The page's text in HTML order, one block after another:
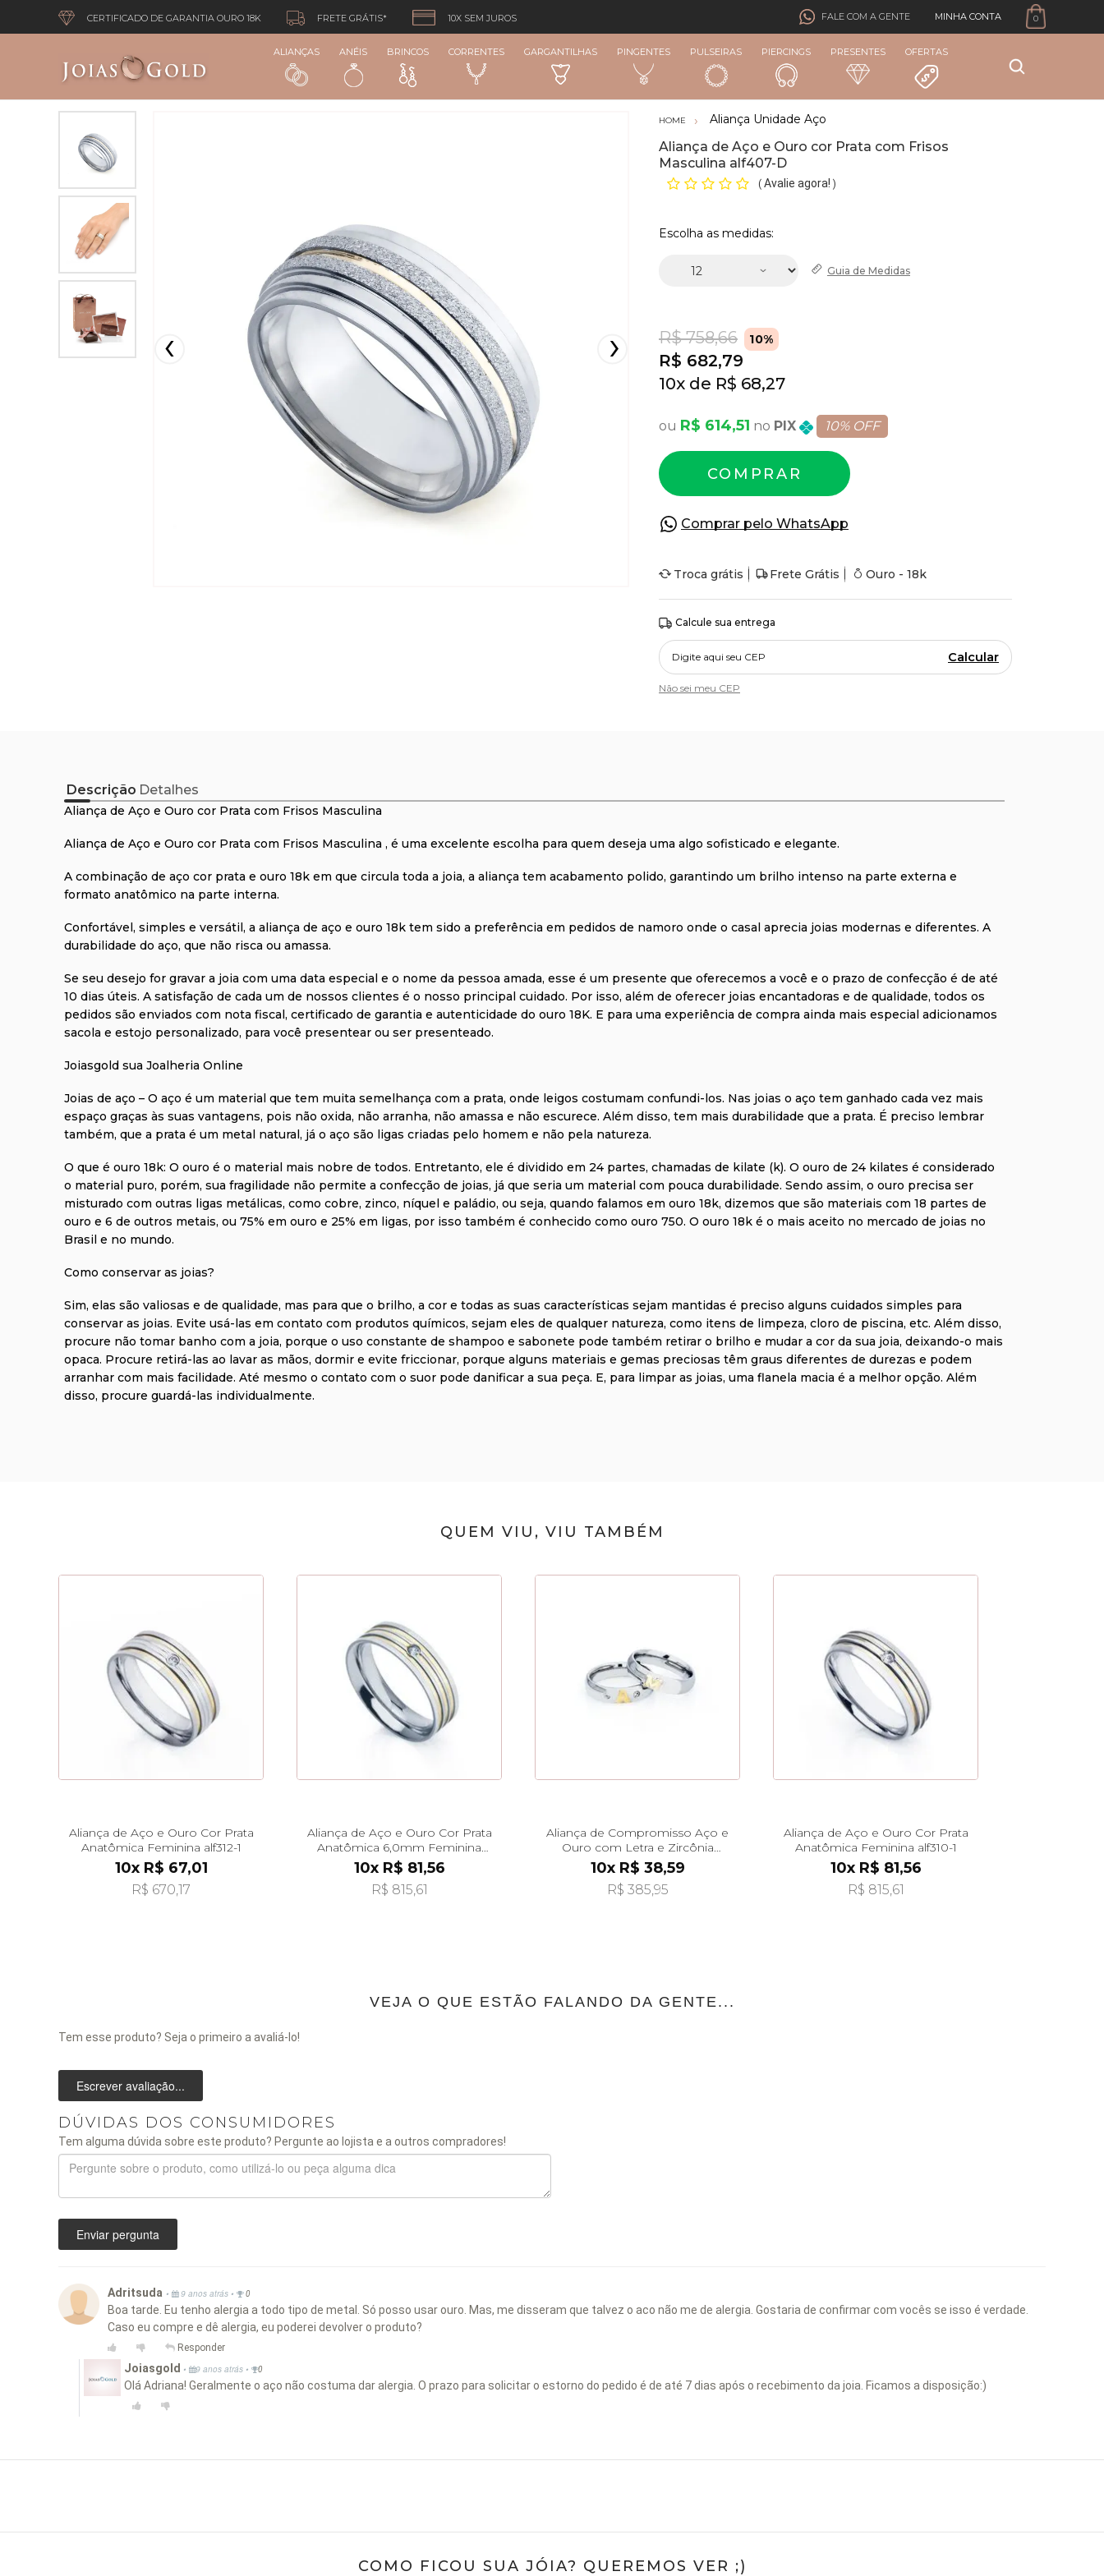
CERTIFICADO DE GARANTIA OURO 18K FRETE GRÁTIS* 10X SEM JUROS FALE COM A GENTE MINHA CONTA 0
ALIANÇAS ANÉIS BRINCOS CORRENTES GARGANTILHAS PINGENTES PULSEIRAS PIERCINGS PRESENTES OFERTAS
Aliança Unidade Aço
Aliança de Aço e Ouro cor Prata com Frisos
Masculina alf407-D
( Avalie agora! )
Escolha as medidas:
Guia de Medidas
R$ 758,66 10%
R$ 682,79
10x R$ 68,27
R$ 614,51 PIX 10% OFF
COMPRAR
Comprar pelo WhatsApp
Troca grátis Frete Grátis Ouro - 18k
Calcule sua entrega
Calcular
Não sei meu CEP
Descrição Detalhes
Aliança de Aço e Ouro cor Prata com Frisos Masculina
Aliança de Aço e Ouro cor Prata com Frisos Masculina , é uma excelente escolha para quem deseja uma algo sofisticado e elegante.
A combinação de aço cor prata e ouro 18k em que circula toda a joia, a aliança tem acabamento polido, garantindo um brilho intenso na parte externa e
formato anatômico na parte interna.
Confortável, simples e versátil, a aliança de aço e ouro 18k tem sido a preferência em pedidos de namoro onde o casal aprecia joias modernas e diferentes. A
durabilidade do aço, que não risca ou amassa.
Se seu desejo for gravar a joia com uma data especial e o nome da pessoa amada, esse é um presente que oferecemos a você e o prazo de confecção é de até
10 dias úteis. A satisfação de cada um de nossos clientes é o nosso principal cuidado. Por isso, além de oferecer joias encantadoras e de qualidade, todos os
pedidos são enviados com nota fiscal, certificado de garantia e autenticidade do ouro 18K. E para uma experiência de compra ainda mais especial adicionamos
sacola e estojo personalizado, para você presentear ou ser presenteado.
Joiasgold sua Joalheria Online
Joias de aço – O aço é um material que tem muita semelhança com a prata, onde leigos costumam confundi-los. Nas joias o aço tem ganhado cada vez mais
espaço graças às suas vantagens, pois não oxida, não arranha, não amassa e não escurece. Além disso, tem mais durabilidade que a prata. É preciso lembrar
também, que a prata é um metal natural, já o aço são ligas criadas pelo homem e não pela natureza.
O que é ouro 18k: O ouro é o material mais nobre de todos. Entretanto, ele é dividido em 24 partes, chamadas de kilate (k). O ouro de 24 kilates é considerado
o material puro, porém, sua fragilidade não permite a confecção de joias, já que seria um material com pouca durabilidade. Sendo assim, o ouro precisa ser
misturado com outras ligas metálicas, como cobre, zinco, níquel e paládio, ou seja, quando falamos em ouro 18k, dizemos que são materiais com 18 partes de
ouro e 6 de outros metais, ou 75% em ouro e 25% em ligas, por isso também é conhecido como ouro 750. O ouro 18k é o mais aceito no mercado de joias no
Brasil e no mundo.
Como conservar as joias?
Sim, elas são valiosas e de qualidade, mas para que o brilho, a cor e todas as suas características sejam mantidas é preciso alguns cuidados simples para
conservar as joias. Evite usá-las em contato com produtos químicos, sejam eles de qualquer natureza, como itens de limpeza, cloro de piscina, etc. Além disso,
procure não tomar banho com a joia, porque o uso constante de shampoo e sabonete pode também retirar o brilho e mudar a cor da sua joia, deixando-o mais
opaca. Procure retirá-las ao lavar as mãos, dormir e evite friccionar, porque alguns materiais e gemas preciosas têm graus diferentes de durezas e podem
arranhar com mais facilidade. Até mesmo o contato com o suor pode danificar a sua peça. E, para limpar as joias, uma flanela macia é a melhor opção. Além
disso, procure guardá-las individualmente.
QUEM VIU, VIU TAMBÉM
Aliança de Aço e Ouro Cor Prata
Anatômica Feminina alf312-1
10x R$ 67,01
R$ 670,17
Aliança de Aço e Ouro Cor Prata
Anatômica 6,0mm Feminina
alf311-1
10x R$ 81,56
R$ 815,61
Aliança de Compromisso Aço e
Ouro com Letra e Zircônia
alf081-1
10x R$ 38,59
R$ 385,95
Aliança de Aço e Ouro Cor Prata
Anatômica Feminina alf310-1
10x R$ 81,56
R$ 815,61
VEJA O QUE ESTÃO FALANDO DA GENTE...
Tem esse produto? Seja o primeiro a avaliá-lo!
Escrever avaliação...
DÚVIDAS DOS CONSUMIDORES
Tem alguma dúvida sobre este produto? Pergunte ao lojista e a outros compradores!
Enviar pergunta
Adritsuda • 9 anos atrás • 0
Boa tarde. Eu tenho alergia a todo tipo de metal. Só posso usar ouro. Mas, me disseram que talvez o aco não me de alergia. Gostaria de confirmar com vocês se isso é verdade.
Caso eu compre e dê alergia, eu poderei devolver o produto?
Responder
Joiasgold • 9 anos atrás • 0
Olá Adriana! Geralmente o aço não costuma dar alergia. O prazo para solicitar o estorno do pedido é de até 7 dias após o recebimento da joia. Ficamos a disposição:)
COMO FICOU SUA JÓIA? QUEREMOS VER ;)